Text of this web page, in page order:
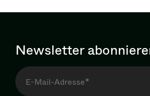
Newsletter